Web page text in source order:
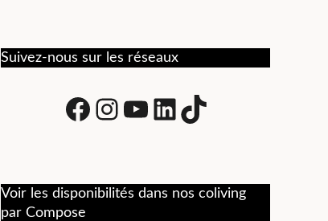
Suivez-nous sur les réseaux
Facebook
Instagram
Youtube
LinkedIn
tiktok
Voir les disponibilités dans nos coliving
par Compose